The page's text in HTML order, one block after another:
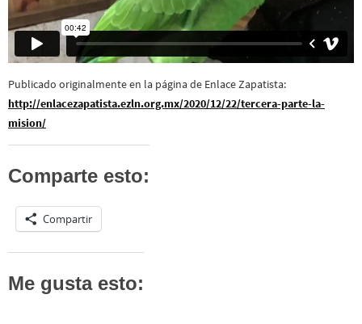
Publicado originalmente en la página de Enlace Zapatista:
http://enlacezapatista.ezln.org.mx/2020/12/22/tercera-parte-la-
mision/
Comparte esto:
Compartir
Me gusta esto: